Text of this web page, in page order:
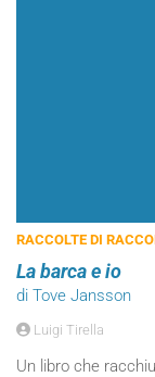
RACCOLTE DI
La barca e io
di Tove Jansson
Luigi Tirella
Un libro che